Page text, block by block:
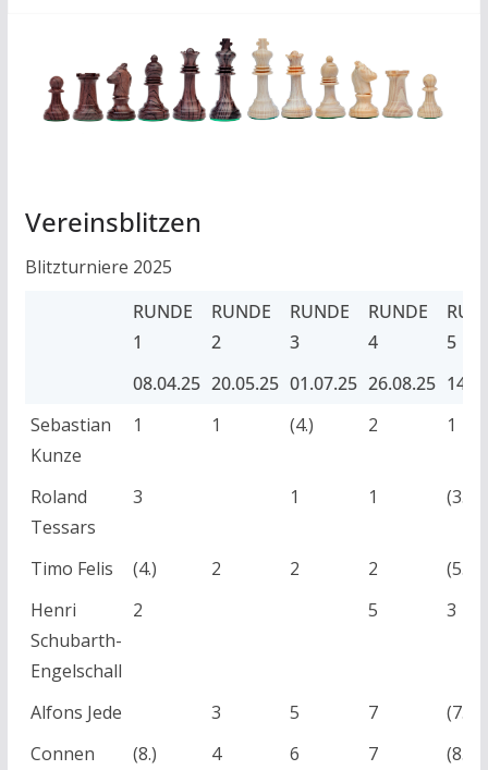
Vereinsblitzen
Blitzturniere 2025
RUNDE
1
RUNDE
2
RUNDE
3
RUNDE
4
5
08.04.25 20.05.25 01.07.25 26.08.25
RUNDE
RUNDE
RUNDE
RUNDE
08.04.25 20.05.25 01.07.25 26.08.25
Sebastian
Kunze
1 1 (4.) 2 1
Roland
Tessars
3 1 1 (3.)
Timo Felis (4.) 2 2 2
(5.)
Henri
Schubarth-
Engelschall
2 5 3
Alfons Jede 3 5 7
(7.)
Connen
(8.) 4 6 7 (8.)